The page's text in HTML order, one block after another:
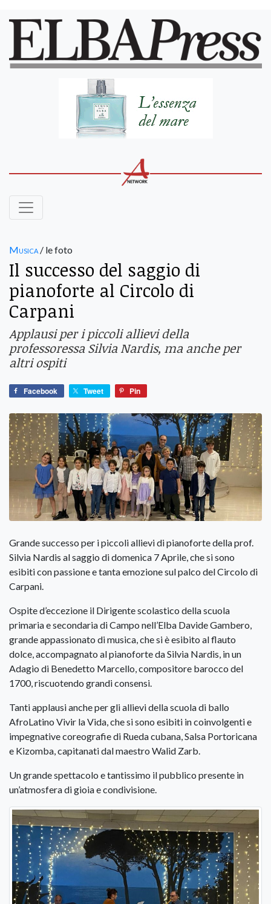
Musica / le foto
Il successo del saggio di
pianoforte al Circolo di
Carpani
Applausi per i piccoli allievi della
professoressa Silvia Nardis, ma anche per
altri ospiti
Facebook Tweet Pin
Grande successo per i piccoli allievi di pianoforte della prof.
Silvia Nardis al saggio di domenica 7 Aprile, che si sono
esibiti con passione e tanta emozione sul palco del Circolo di
Carpani.
Ospite d’eccezione il Dirigente scolastico della scuola
primaria e secondaria di Campo nell’Elba Davide Gambero,
grande appassionato di musica, che si è esibito al flauto
dolce, accompagnato al pianoforte da Silvia Nardis, in un
Adagio di Benedetto Marcello, compositore barocco del
1700, riscuotendo grandi consensi.
Tanti applausi anche per gli allievi della scuola di ballo
AfroLatino Vivir la Vida, che si sono esibiti in coinvolgenti e
impegnative coreografie di Rueda cubana, Salsa Portoricana
e Kizomba, capitanati dal maestro Walid Zarb.
Un grande spettacolo e tantissimo il pubblico presente in
un’atmosfera di gioia e condivisione.